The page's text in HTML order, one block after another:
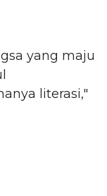
yang maju
literasi,"